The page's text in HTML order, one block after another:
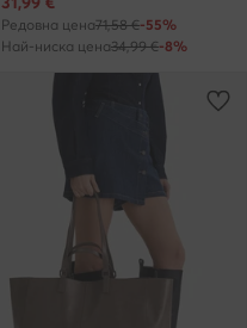
Редовна цена71,58 €-55%
Най-ниска цена34,99 €-8%